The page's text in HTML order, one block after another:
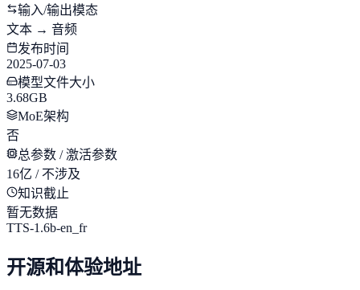
输入/输出模态
文本 → 音频
发布时间
2025-07-03
模型文件大小
3.68GB
MoE架构
否
总参数 / 激活参数
16亿 / 不涉及
知识截止
暂无数据
TTS-1.6b-en_fr
开源和体验地址